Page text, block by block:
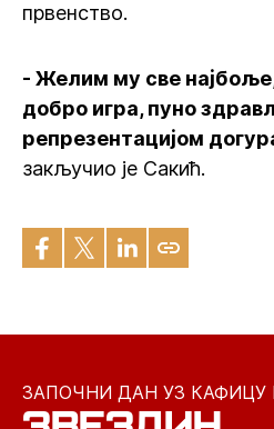
првенство.
- Желим му све
добро игра, пуно
репрезентацијом
закључио је Сакић.
ЗАПОЧНИ ДАН УЗ КАФИЦУ